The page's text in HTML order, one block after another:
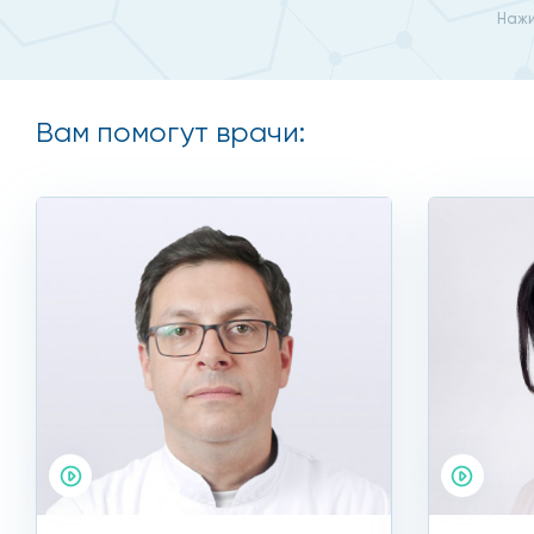
Наши доктора назначают
Резистентность к инсулину;
Анализ на количество половых гормонов
Тесты на содержание гормонов вырабатываемым
По показаниям другие биохимические анализы.
Данные процедуры мало влияют на стоимость
Вам помогут врачи: